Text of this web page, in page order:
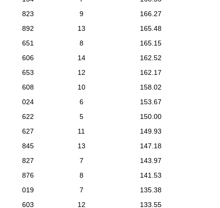
823
9
166.27
892
13
165.48
651
8
165.15
606
14
162.52
653
12
162.17
608
10
158.02
024
6
153.67
622
5
150.00
627
11
149.93
845
13
147.18
827
7
143.97
876
8
141.53
019
7
135.38
603
12
133.55